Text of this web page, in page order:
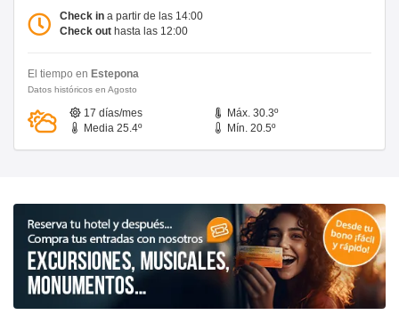
Check in a partir de las 14:00
Check out hasta las 12:00
El tiempo en Estepona
Datos históricos en Agosto
17 días/mes
Máx. 30.3º
Media 25.4º
Mín. 20.5º